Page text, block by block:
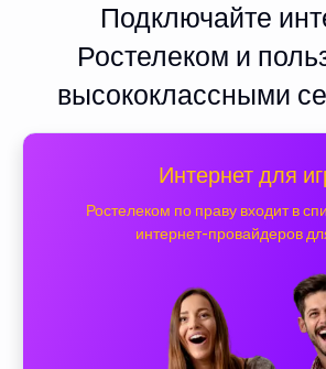
Подключайте
Ростелеком и
высококлассными
Интернет для
Ростелеком по праву входит в
интернет-провайдеров